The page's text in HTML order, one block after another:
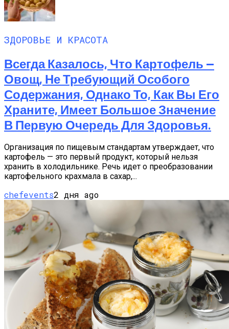
ЗДОРОВЬЕ И КРАСОТА
Всегда Казалось, Что Картофель —
Овощ, Не Требующий Особого
Содержания, Однако То, Как Вы Его
Храните, Имеет Большое Значение
В Первую Очередь Для Здоровья.
Организация по пищевым стандартам утверждает, что
картофель — это первый продукт, который нельзя
хранить в холодильнике. Речь идет о преобразовании
картофельного крахмала в сахар,...
chefevents2 дня ago